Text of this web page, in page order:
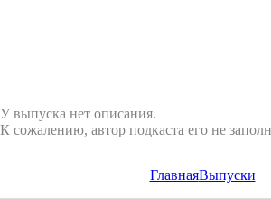
У выпуска нет описания.
К сожалению, автор подкаста его не
ГлавнаяВыпуски